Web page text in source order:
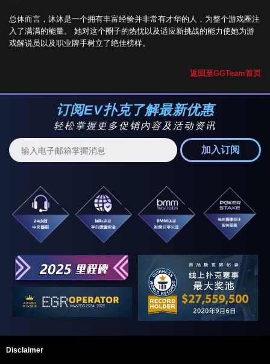
总体而言，沐沐是一个拥有丰富经验并非常有才华的人，为整个游戏圈注
入了满满的能量。 她对这个圈子的热忱以及适应新挑战的能力使她为游
戏解说员以及职业牌手树立了绝佳榜样。
返回至GGTeam首页
订阅EV扑克了解最新优惠
轻松掌握更多促销内容及活动资讯
加入订阅
Disclaimer